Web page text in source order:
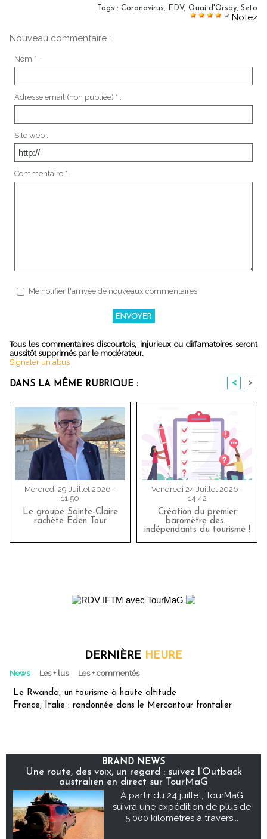
Tags : Coronavirus, EDV, Quai d'Orsay, Seto
Notez
Nouveau commentaire :
Nom * :
Adresse email (non publiée) * :
Site web :
Commentaire * :
Me notifier l'arrivée de nouveaux commentaires
Tous les commentaires discourtois, injurieux ou diffamatoires seront
aussitôt supprimés par le modérateur.
Signaler un abus
DANS LA MÊME RUBRIQUE : < >
Mercredi 29 Juillet 2026 -
11:50
Le groupe Sainte-Claire
rachète Eden Tour
Vendredi 24 Juillet 2026 -
14:42
Création du premier
baromètre des…
indépendants du tourisme !
DERNIÈRE HEURE
News Les + lus Les + commentés
Le Rwanda, un tourisme à haute altitude
France, Italie : randonnée dans le Mercantour frontalier
BRAND NEWS
Une route, des voix, un regard : suivez l’Outback
australien en direct sur TourMaG
À partir du 24 juillet, TourMaG
suivra une expédition de plus de
5 000 kilomètres à travers...